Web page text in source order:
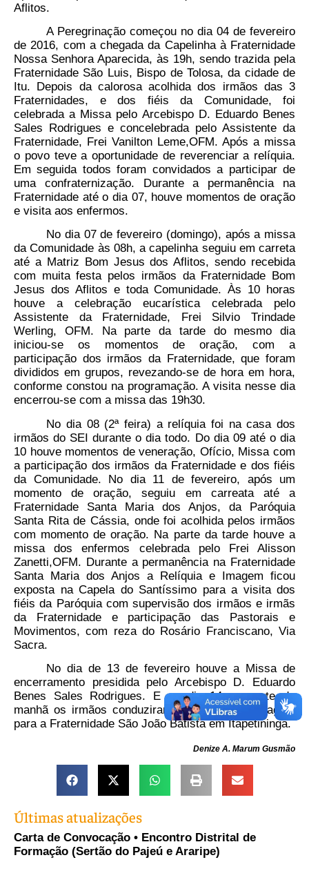
Aflitos.
A Peregrinação começou no dia 04 de fevereiro
de 2016, com a chegada da Capelinha à Fraternidade
Nossa Senhora Aparecida, às 19h, sendo trazida pela
Fraternidade São Luis, Bispo de Tolosa, da cidade de
Itu. Depois da calorosa acolhida dos irmãos das 3
Fraternidades, e dos fiéis da Comunidade, foi
celebrada a Missa pelo Arcebispo D. Eduardo Benes
Sales Rodrigues e concelebrada pelo Assistente da
Fraternidade, Frei Vanilton Leme,OFM. Após a missa
o povo teve a oportunidade de reverenciar a relíquia.
Em seguida todos foram convidados a participar de
uma confraternização. Durante a permanência na
Fraternidade até o dia 07, houve momentos de oração
e visita aos enfermos.
No dia 07 de fevereiro (domingo), após a missa
da Comunidade às 08h, a capelinha seguiu em carreta
até a Matriz Bom Jesus dos Aflitos, sendo recebida
com muita festa pelos irmãos da Fraternidade Bom
Jesus dos Aflitos e toda Comunidade. Às 10 horas
houve a celebração eucarística celebrada pelo
Assistente da Fraternidade, Frei Silvio Trindade
Werling, OFM. Na parte da tarde do mesmo dia
iniciou-se os momentos de oração, com a
participação dos irmãos da Fraternidade, que foram
divididos em grupos, revezando-se de hora em hora,
conforme constou na programação. A visita nesse dia
encerrou-se com a missa das 19h30.
No dia 08 (2ª feira) a relíquia foi na casa dos
irmãos do SEI durante o dia todo. Do dia 09 até o dia
10 houve momentos de veneração, Ofício, Missa com
a participação dos irmãos da Fraternidade e dos fiéis
da Comunidade. No dia 11 de fevereiro, após um
momento de oração, seguiu em carreata até a
Fraternidade Santa Maria dos Anjos, da Paróquia
Santa Rita de Cássia, onde foi acolhida pelos irmãos
com momento de oração. Na parte da tarde houve a
missa dos enfermos celebrada pelo Frei Alisson
Zanetti,OFM. Durante a permanência na Fraternidade
Santa Maria dos Anjos a Relíquia e Imagem ficou
exposta na Capela do Santíssimo para a visita dos
fiéis da Paróquia com supervisão dos irmãos e irmãs
da Fraternidade e participação das Pastorais e
Movimentos, com reza do Rosário Franciscano, Via
Sacra.
No dia de 13 de fevereiro houve a Missa de
encerramento presidida pelo Arcebispo D. Eduardo
Benes Sales Rodrigues. E no dia 14 na parte da
manhã os irmãos conduziram a Relíquia e Imagem
para a Fraternidade São João Batista em Itapetininga.
Denize A. Marum Gusmão
Últimas atualizações
Carta de Convocação • Encontro Distrital de
Formação (Sertão do Pajeú e Araripe)